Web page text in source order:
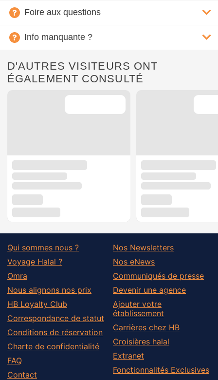
Foire aux questions
Info manquante ?
D'AUTRES VISITEURS ONT
ÉGALEMENT CONSULTÉ
Qui sommes nous ?
Voyage Halal ?
Omra
Nous alignons nos prix
HB Loyalty Club
Correspondance de statut
Conditions de réservation
Charte de confidentialité
FAQ
Contact
Nos Newsletters
Nos eNews
Communiqués de presse
Devenir une agence
Ajouter votre
établissement
Carrières chez HB
Croisières halal
Extranet
Fonctionnalités Exclusives